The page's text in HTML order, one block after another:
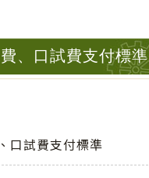
、口試費支付標準
口試費支付標準